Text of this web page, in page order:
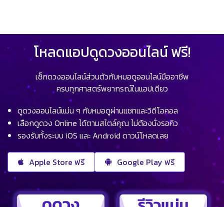
โหลดแอปดูดวงออนไลน์ ฟรี!
เช็กดวงออนไลน์ส่วนตัวกับหมอดูออนไลน์มืออาชีพ
ครบทุกศาสตร์พยากรณ์ในแอปเดียว
ดูดวงออนไลน์แม่น ๆ กับหมอดูผ่านแชทและวิดีโอคอล
เลือกดูดวง Online ได้ตามสไตล์คุณ ไม่ต้องนั่งรอคิว
รองรับทั้งระบบ iOS และ Android ดาวน์โหลดเลย
Apple Store ฟรี Google Play ฟรี